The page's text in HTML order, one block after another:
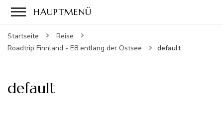
HAUPTMENÜ
Startseite
Reise
Roadtrip Finnland - E8 entlang der Ostsee
default
default